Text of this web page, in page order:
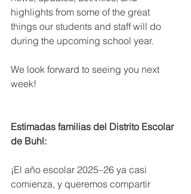
highlights from some of the great
things our students and staff will do
during the upcoming school year.
We look forward to seeing you next
week!
Estimadas familias del Distrito Escolar
de Buhl:
¡El año escolar 2025–26 ya casi
comienza, y queremos compartir